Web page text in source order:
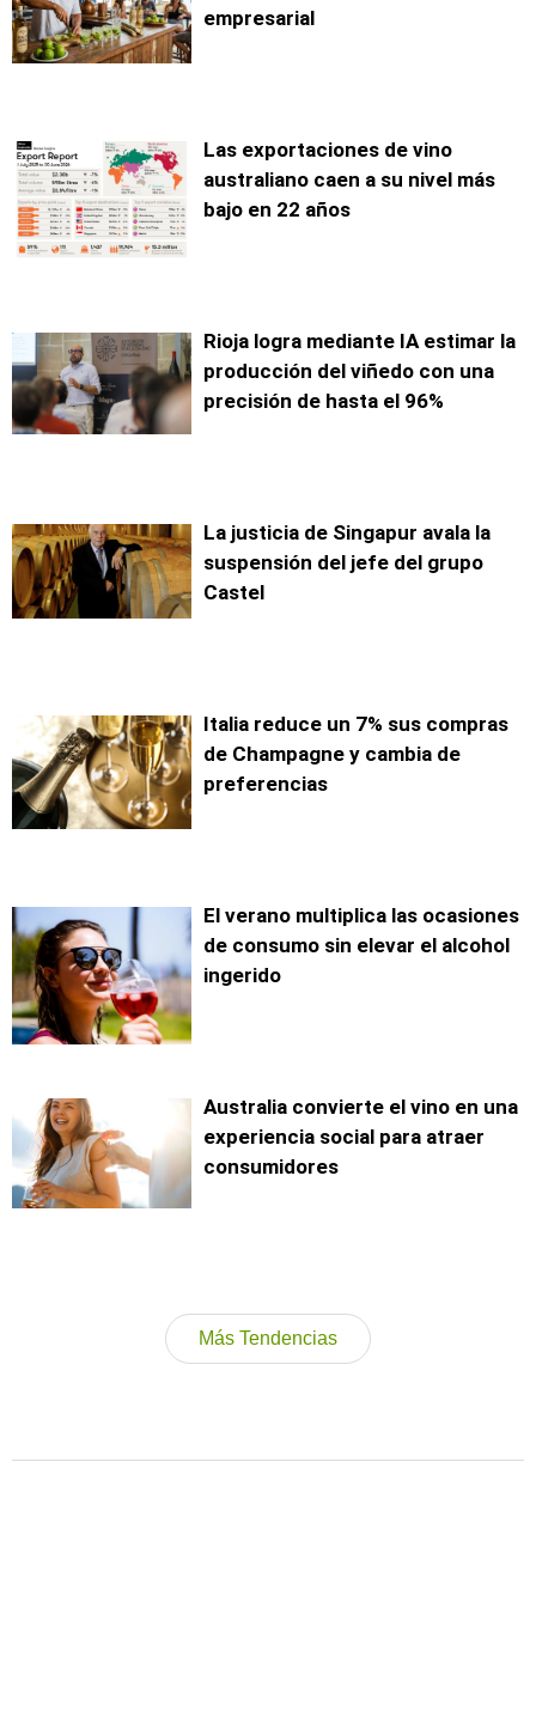
empresarial
Las exportaciones de vino
australiano caen a su nivel más
bajo en 22 años
Rioja logra mediante IA estimar la
producción del viñedo con una
precisión de hasta el 96%
La justicia de Singapur avala la
suspensión del jefe del grupo
Castel
Italia reduce un 7% sus compras
de Champagne y cambia de
preferencias
El verano multiplica las ocasiones
de consumo sin elevar el alcohol
ingerido
Australia convierte el vino en una
experiencia social para atraer
consumidores
Más Tendencias